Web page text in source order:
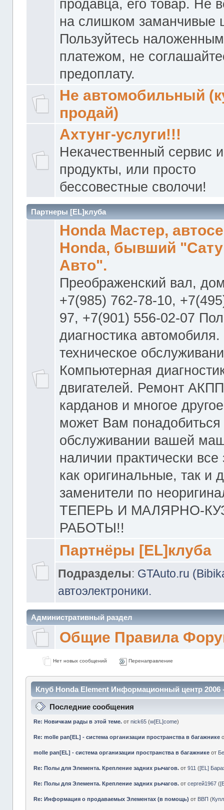
продавца, его товар. Не
на слишком заманчивые
Пользуйтесь наложенным
платежом, не
предоплату.
Не автомобильный
продай)
Ахтунг-услуги!!!
Некачественный сервис и
продукты, или просто
бессовестные сволочи!
Партнеры [EL]клуба
Honda Мастер,
Honda, бывший
Авто".
Преображенский вал,
+7(985) 762-78-10,
97, +7(901) 556-02-07
диагностика
техническое
Компьютерная
двигателей. Ремонт
карданов и многое
может Вам понадобиться
обслуживании вашей
наличии практически все
как оригинальные, так и
заменители по
ТЕПЕРЬ И МАЛЯРНО-
РАБОТЫ!!
Партнёры [EL]клуба
Подразделы: GTAuto.ru
автоэлектроники.
Административный раздел
Общие Правила
Нет новых сообщений Перенаправление
Клуб Honda Element Информационный центр
Последние сообщения
Re: Новичкам рады в этой теме. отnick65 (w[EL]come)
Re: molle pan[EL] - система организации пространства в багажнике
molle pan[EL] - система организации пространства в багажнике от
Re: Полы для Элемента. Крепление задних рычагов. от911 ([EL]
Re: Полы для Элемента. Крепление задних рычагов. отсергей1967 (
Re: Информация о продаваемых Элементах (в помощь) от ВВП (